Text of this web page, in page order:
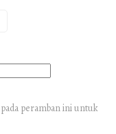
peramban ini untuk